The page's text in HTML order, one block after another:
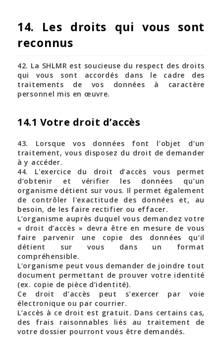
14. Les droits qui vous sont
reconnus
42. La SHLMR est soucieuse du respect des droits
qui vous sont accordés dans le cadre des
traitements de vos données à caractère
personnel mis en œuvre.
14.1 Votre droit d’accès
43. Lorsque vos données font l’objet d’un
traitement, vous disposez du droit de demander
à y accéder.
44. L'exercice du droit d’accès vous permet
d’obtenir et vérifier les données qu’un
organisme détient sur vous. Il permet également
de contrôler l'exactitude des données et, au
besoin, de les faire rectifier ou effacer.
L’organisme auprès duquel vous demandez votre
« droit d’accès » devra être en mesure de vous
faire parvenir une copie des données qu’il
détient sur vous dans un format
compréhensible.
L’organisme peut vous demander de joindre tout
document permettant de prouver votre identité
(ex. copie de pièce d’identité).
Ce droit d’accès peut s’exercer par voie
électronique ou par courrier.
L’accès à ce droit est gratuit. Dans certains cas,
des frais raisonnables liés au traitement de
votre dossier pourront vous être demandés.